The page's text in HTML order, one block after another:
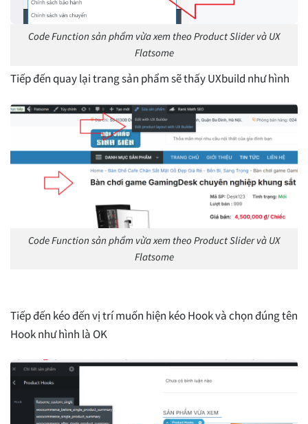
Code Function sản phẩm vừa xem theo Product Slider và UX
Flatsome
Tiếp đến quay lại trang sản phẩm sẽ thấy UXbuild như hình
Code Function sản phẩm vừa xem theo Product Slider và UX
Flatsome
Tiếp đến kéo đến vị trí muốn hiện kéo Hook và chọn đúng tên
Hook như hình là OK